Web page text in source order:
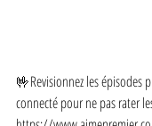
🤟Revisionnez les épisodes
connecté pour ne pas rater